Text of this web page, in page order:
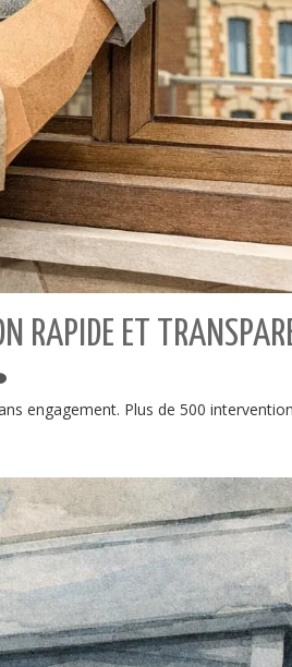
RAPIDE ET
engagement. Plus de 500